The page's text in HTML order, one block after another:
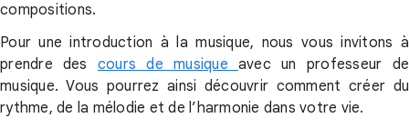
compositions.
Pour une introduction à la musique, nous vous invitons à
prendre des cours de musique avec un professeur de
musique. Vous pourrez ainsi découvrir comment créer du
rythme, de la mélodie et de l’harmonie dans votre vie.